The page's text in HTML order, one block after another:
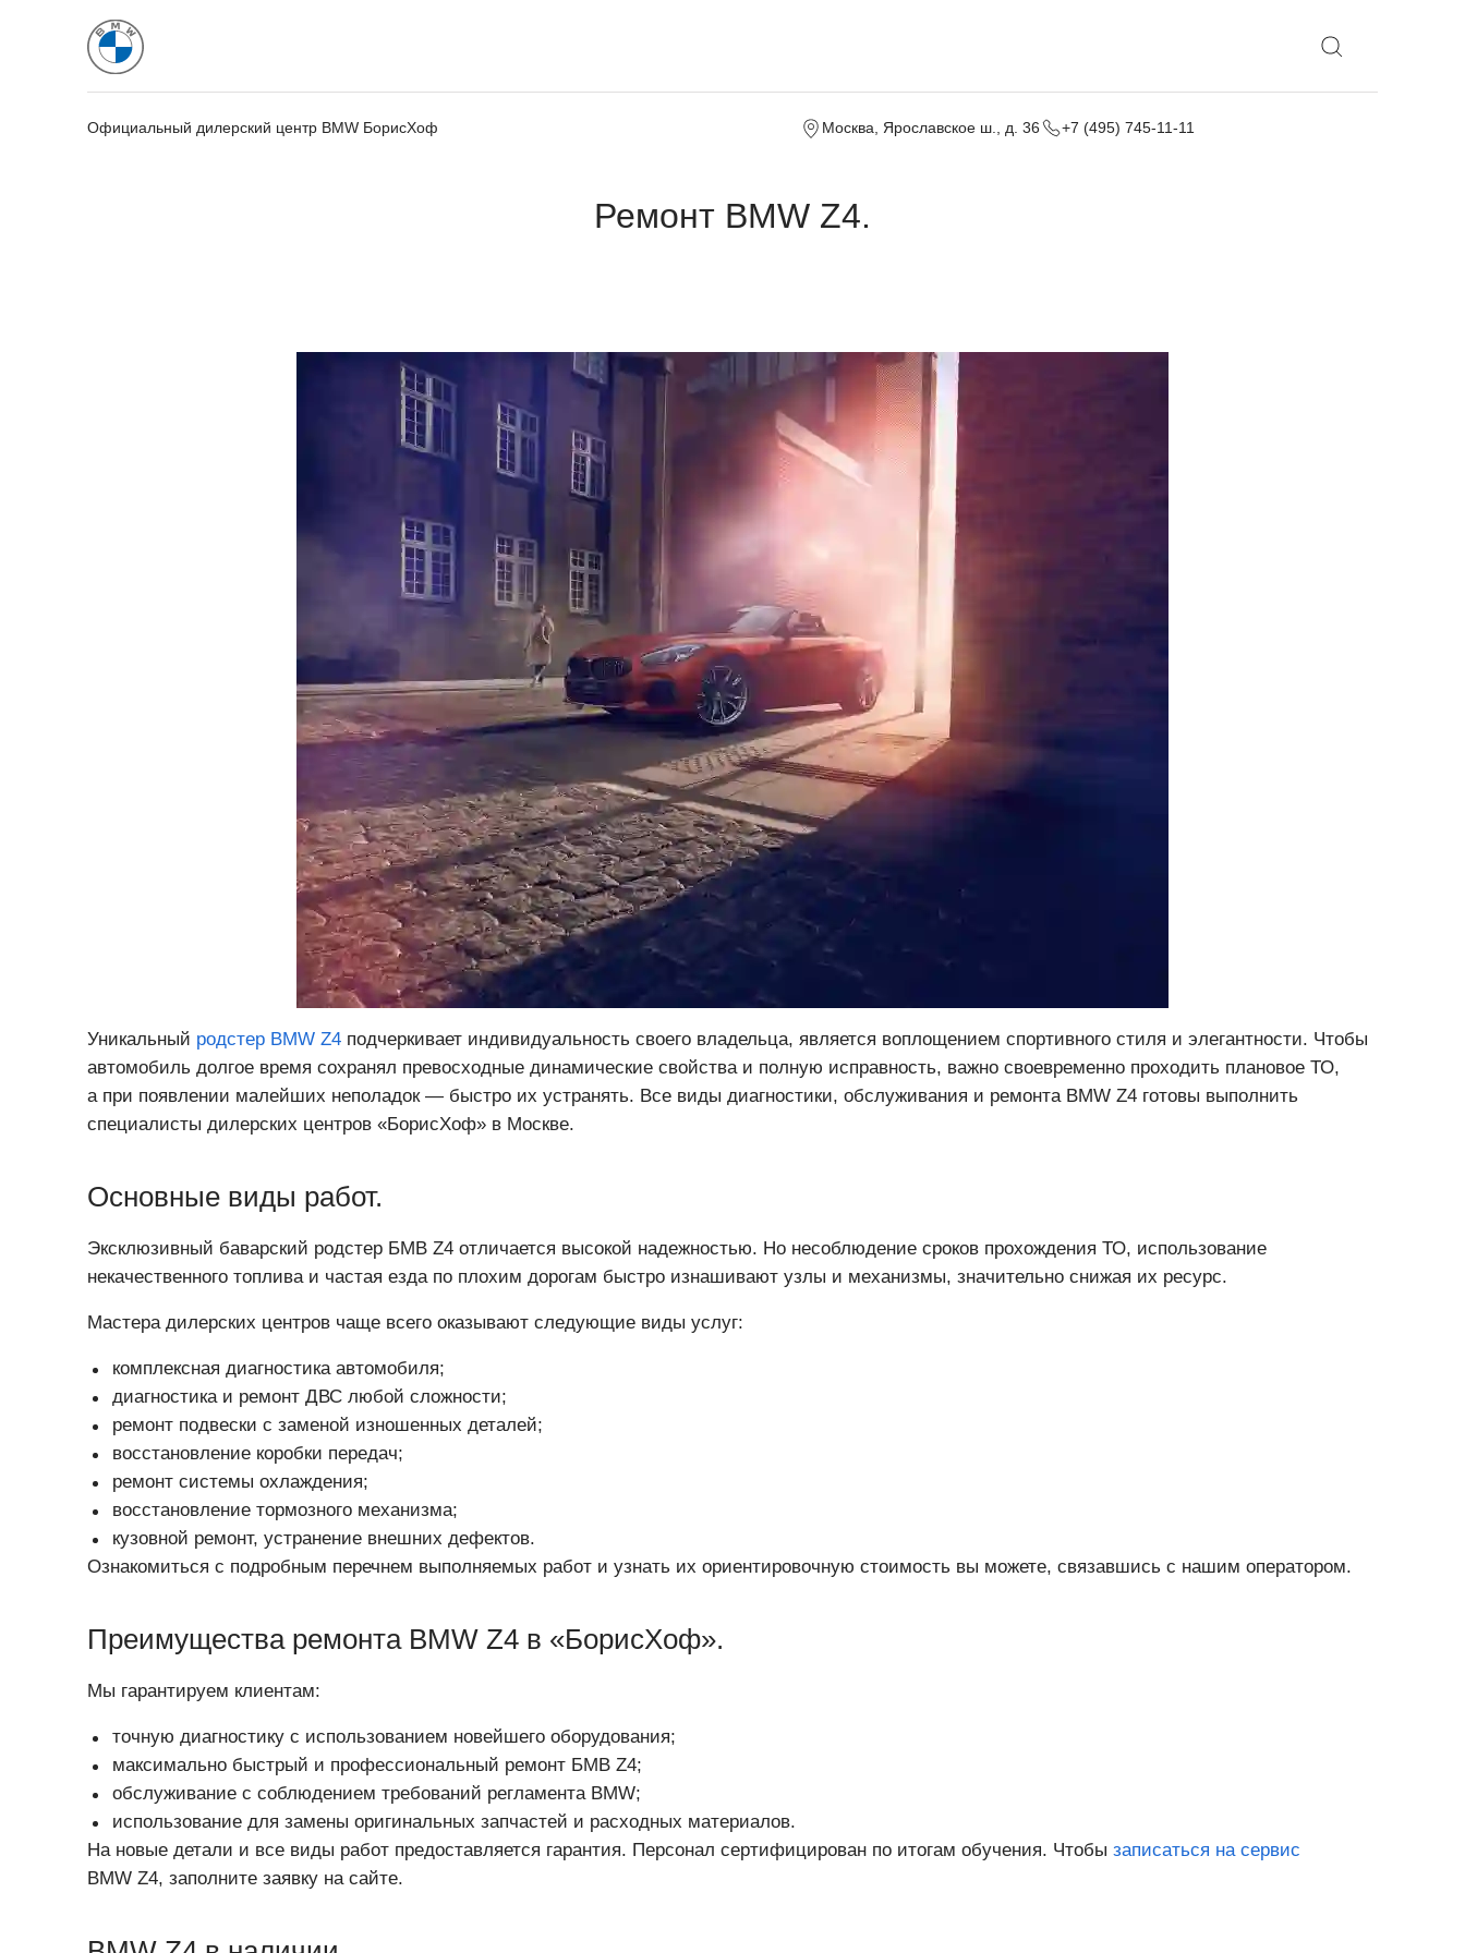
Официальный дилерский центр BMW БорисХоф +7 (495) 745-11-11
Москва, Ярославское ш., д. 36
Ремонт BMW Z4.
Уникальный родстер BMW Z4 подчеркивает индивидуальность своего владельца, является воплощением спортивного стиля и элегантности. Чтобы
автомобиль долгое время сохранял превосходные динамические свойства и полную исправность, важно своевременно проходить плановое ТО,
а при появлении малейших неполадок — быстро их устранять. Все виды диагностики, обслуживания и ремонта BMW Z4 готовы выполнить
специалисты дилерских центров «БорисХоф» в Москве.
Основные виды работ.
Эксклюзивный баварский родстер БМВ Z4 отличается высокой надежностью. Но несоблюдение сроков прохождения ТО, использование
некачественного топлива и частая езда по плохим дорогам быстро изнашивают узлы и механизмы, значительно снижая их ресурс.
Мастера дилерских центров чаще всего оказывают следующие виды услуг:
комплексная диагностика автомобиля;
диагностика и ремонт ДВС любой сложности;
ремонт подвески с заменой изношенных деталей;
восстановление коробки передач;
ремонт системы охлаждения;
восстановление тормозного механизма;
кузовной ремонт, устранение внешних дефектов.
Ознакомиться с подробным перечнем выполняемых работ и узнать их ориентировочную стоимость вы можете, связавшись с нашим оператором.
Преимущества ремонта BMW Z4 в «БорисХоф».
Мы гарантируем клиентам:
точную диагностику с использованием новейшего оборудования;
максимально быстрый и профессиональный ремонт БМВ Z4;
обслуживание с соблюдением требований регламента BMW;
использование для замены оригинальных запчастей и расходных материалов.
На новые детали и все виды работ предоставляется гарантия. Персонал сертифицирован по итогам обучения. Чтобы записаться на сервис
BMW Z4, заполните заявку на сайте.